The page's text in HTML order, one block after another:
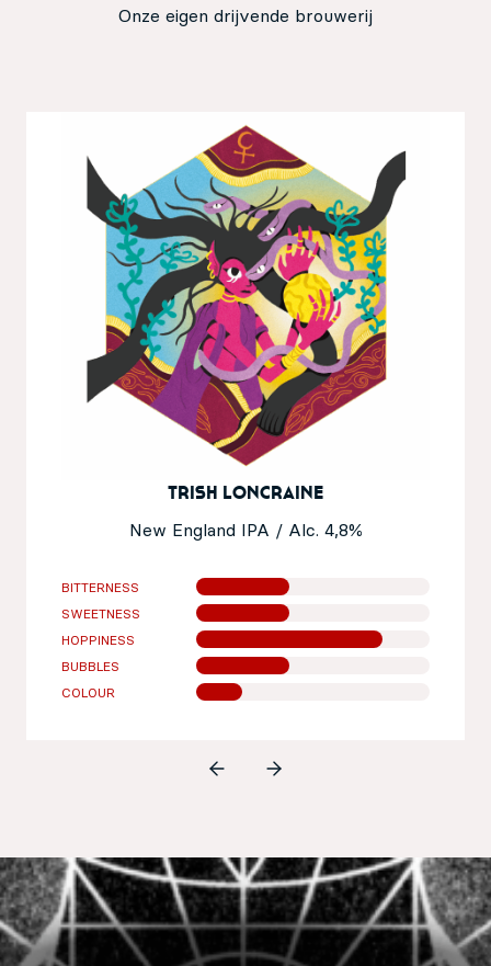
Onze eigen drijvende brouwerij
Trish Loncraine
New England IPA / Alc. 4,8%
BITTERNESS
SWEETNESS
HOPPINESS
BUBBLES
COLOUR